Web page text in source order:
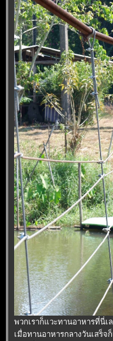
พวกเราก็แวะทานอาหารที่นี่
เมื่อทานอาหารกลางวันเสร็